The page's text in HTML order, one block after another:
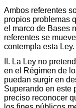
Ambos referentes
propios problemas
el marco de Bases
referentes se
contempla esta Ley.
II. La Ley no
en el Régimen de
puedan surgir en
Superando en este
preciso reconocer